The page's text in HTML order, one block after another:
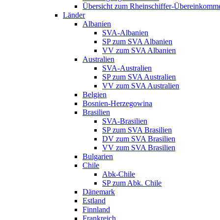
Übersicht zum Rheinschiffer-
Länder
Albanien
SVA-Albanien
SP zum SVA Albanien
VV zum SVA Albanien
Australien
SVA-Australien
SP zum SVA Australien
VV zum SVA Australien
Belgien
Bosnien-Herzegowina
Brasilien
SVA-Brasilien
SP zum SVA Brasilien
DV zum SVA Brasilien
VV zum SVA Brasilien
Bulgarien
Chile
Abk-Chile
SP zum Abk. Chile
Dänemark
Estland
Finnland
Frankreich